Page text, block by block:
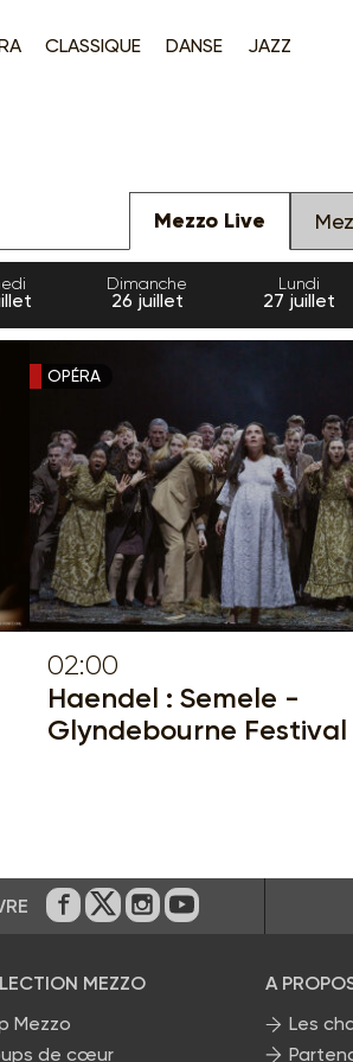
CLASSIQUE DANSE JAZZ
Mezzo Live
Dimanche
26 juillet
Lundi
27 juillet
OPÉRA
02:00
Haendel : Semele -
Glyndebourne Festival
Sur Facebook
Sur Twitter
Sur Instagram
Sur Youtube
MEZZO
Mezzo
de cœur
A
Les